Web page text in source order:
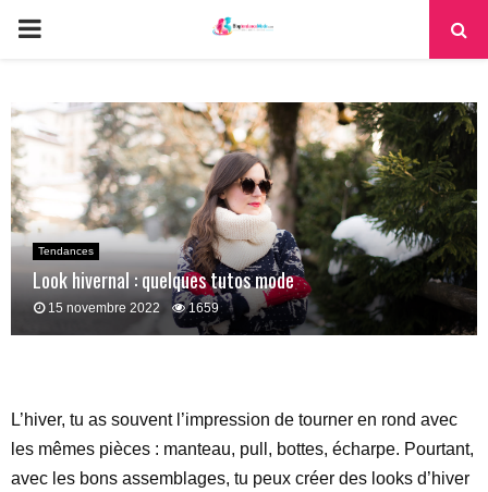
PRIMARY
Tendances
Look hivernal : quelques tutos mode
15 novembre 2022 1659
L’hiver, tu as souvent l’impression de tourner en rond avec
les mêmes pièces : manteau, pull, bottes, écharpe. Pourtant,
avec les bons assemblages, tu peux créer des looks d’hiver